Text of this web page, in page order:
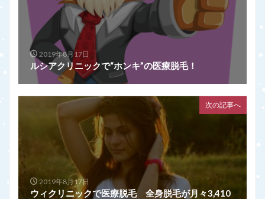
2019年8月17日
ルシアクリニックで“ホンキ”の医療脱毛！
次の記事へ
2019年8月17日
ウィクリニックで医療脱毛 全身脱毛が月々3,410